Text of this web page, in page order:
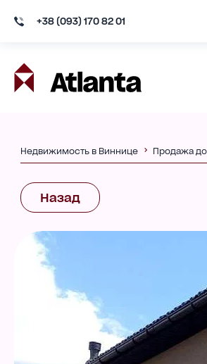
+38 (093) 170 82 01
Недвижимость в Виннице Продажа
Назад